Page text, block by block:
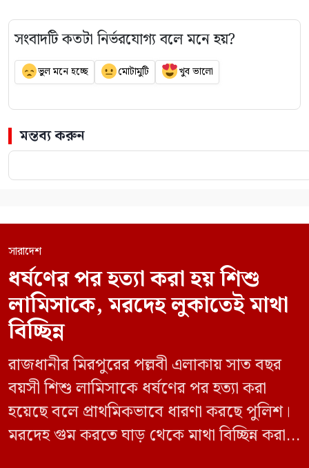
সংবাদটি কতটা নির্ভরযোগ্য বলে মনে হয়?
ভুল মনে হচ্ছে মোটামুটি খুব ভালো
মন্তব্য করুন
সারাদেশ
ধর্ষণের পর হত্যা করা হয় শিশু
লামিসাকে, মরদেহ লুকাতেই মাথা
বিচ্ছিন্ন
রাজধানীর মিরপুরের পল্লবী এলাকায় সাত বছর
বয়সী শিশু লামিসাকে ধর্ষণের পর হত্যা করা
হয়েছে বলে প্রাথমিকভাবে ধারণা করছে পুলিশ।
মরদেহ গুম করতে ঘাড় থেকে মাথা বিচ্ছিন্ন করা